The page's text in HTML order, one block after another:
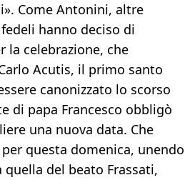
Come Antonini, altre
hanno deciso di
la celebrazione, che
Acutis, il primo santo
canonizzato lo scorso
di papa Francesco obbligò
una nuova data. Che
questa domenica, unendo
quella del beato Frassati,